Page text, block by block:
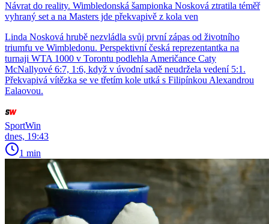
Návrat do reality. Wimbledonská šampionka Nosková ztratila téměř
vyhraný set a na Masters jde překvapivě z kola ven
Linda Nosková hrubě nezvládla svůj první zápas od životního
triumfu ve Wimbledonu. Perspektivní česká reprezentantka na
turnaji WTA 1000 v Torontu podlehla Američance Caty
McNallyové 6:7, 1:6, když v úvodní sadě neudržela vedení 5:1.
Překvapivá vítězka se ve třetím kole utká s Filipínkou Alexandrou
Ealaovou.
SportWin
dnes, 19:43
1 min